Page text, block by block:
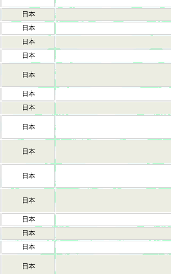
日本
日本
日本
日本
日本
日本
日本
日本
日本
日本
日本
日本
日本
日本
日本